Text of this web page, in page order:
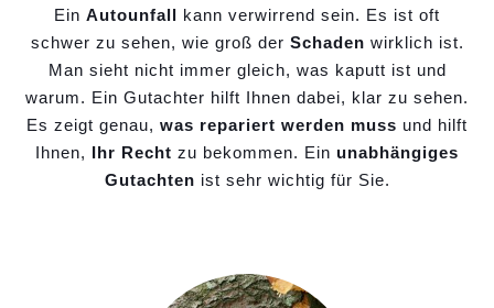
Ein Autounfall kann verwirrend sein. Es ist oft
schwer zu sehen, wie groß der Schaden wirklich ist.
Man sieht nicht immer gleich, was kaputt ist und
warum. Ein Gutachter hilft Ihnen dabei, klar zu sehen.
Es zeigt genau, was repariert werden muss und hilft
Ihnen, Ihr Recht zu bekommen. Ein unabhängiges
Gutachten ist sehr wichtig für Sie.